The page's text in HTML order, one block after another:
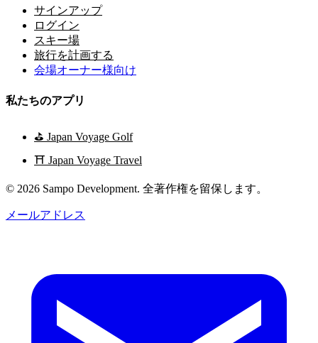
サインアップ
ログイン
スキー場
旅行を計画する
会場オーナー様向け
私たちのアプリ
⛳ Japan Voyage Golf
⛩️ Japan Voyage Travel
© 2026 Sampo Development. 全著作権を留保します。
メールアドレス